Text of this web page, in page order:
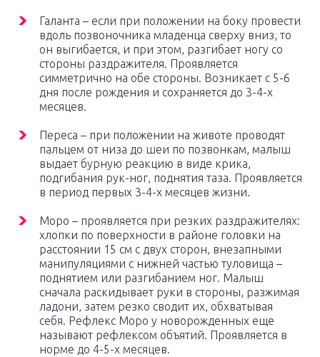
Галанта – если при положении на боку провести
вдоль позвоночника младенца сверху вниз, то
он выгибается, и при этом, разгибает ногу со
стороны раздражителя. Проявляется
симметрично на обе стороны. Возникает с 5-6
дня после рождения и сохраняется до 3-4-х
месяцев.
Переса – при положении на животе проводят
пальцем от низа до шеи по позвонкам, малыш
выдает бурную реакцию в виде крика,
подгибания рук-ног, поднятия таза. Проявляется
в период первых 3-4-х месяцев жизни.
Моро – проявляется при резких раздражителях:
хлопки по поверхности в районе головки на
расстоянии 15 см с двух сторон, внезапными
манипуляциями с нижней частью туловища –
поднятием или разгибанием ног. Малыш
сначала раскидывает руки в стороны, разжимая
ладони, затем резко сводит их, обхватывая
себя. Рефлекс Моро у новорожденных еще
называют рефлексом объятий. Проявляется в
норме до 4-5-х месяцев.